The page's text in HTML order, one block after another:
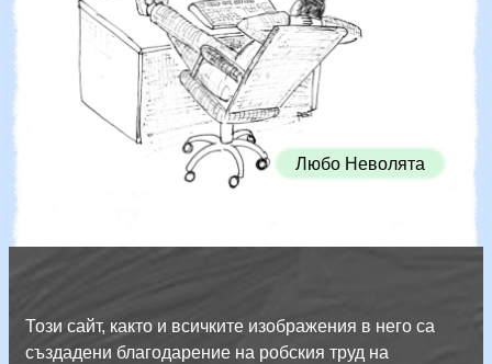
Любо Неволята
Този сайт, както и всичките изображения в него са
създадени благодарение на робския труд на